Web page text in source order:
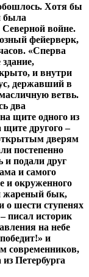
Хотя бы
была
Северной войне.
фейерверк,
«Сперва
и внутри
державший в
ветвь.
два
щите одного из
другого –
дверям
постепенно
и подали друг
и самого
и окруженного
жареный бык,
шести ступенях
писал историк
на небе
и
современников,
Петербурга